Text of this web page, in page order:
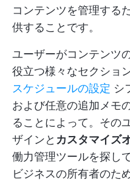
コンテンツを管理する
供することです。
ユーザーがコンテンツ
役立つ様々なセクショ
スケジュールの設定 シ
および任意の追加メモ
ることによって。その
ザインと カスタマイズ
働力管理ツールを探し
ビジネスの所有者のた